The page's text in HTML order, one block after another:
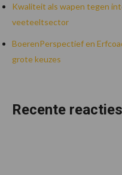
Kwaliteit als wapen tegen
veeteeltsector
BoerenPerspectief en
grote keuzes
Recente reacties